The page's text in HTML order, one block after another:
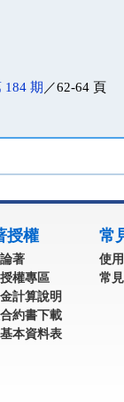
184 期 ／62-64 頁
授權
著
權專區
計算說明
約書下載
本資料表
常
使
常